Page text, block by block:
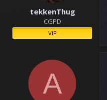
tekkenThug
CGPD
VIP
A